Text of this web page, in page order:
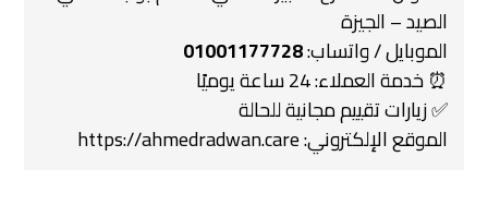
الصيد – الجيزة
الموبايل / واتساب:01001177728
⏰ خدمة العملاء: 24 ساعة يوميًا
✅ زيارات تقييم مجانية للحالة
الموقع الإلكتروني:https://ahmedradwan.care